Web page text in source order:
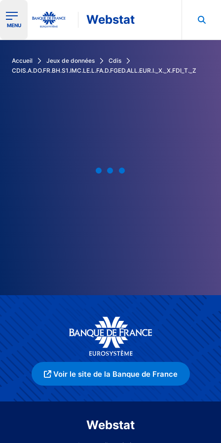
Ouvrir le menu de navigation
MENU Webstat
Accueil Jeux de données
Cdis
CDIS.A.DO.FR.BH.S1.IMC.LE.L.FA.D.FGED.ALL.EUR.I._X._X.FDI_T._Z
Voir le site de la Banque de France
Webstat